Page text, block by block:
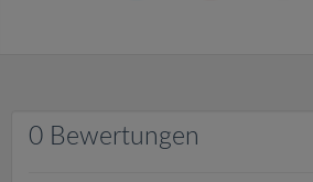
0 Bewertungen